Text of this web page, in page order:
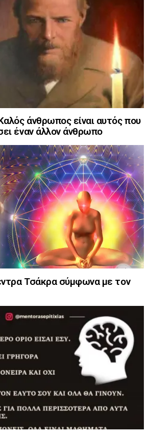
άνθρωπος είναι αυτός που
έναν άλλον άνθρωπο
Τσάκρα σύμφωνα με τον